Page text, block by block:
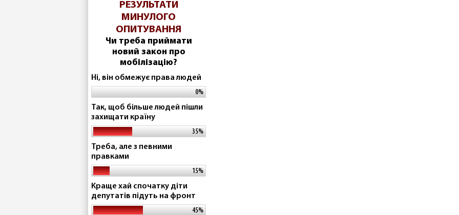
РЕЗУЛЬТАТИ
МИНУЛОГО
ОПИТУВАННЯ
Чи треба приймати
новий закон про
мобілізацію?
Ні, він обмежує права людей
0%
Так, щоб більше людей пішли
захищати країну
35%
Треба, але з певними
правками
15%
Краще хай спочатку діти
депутатів підуть на фронт
45%